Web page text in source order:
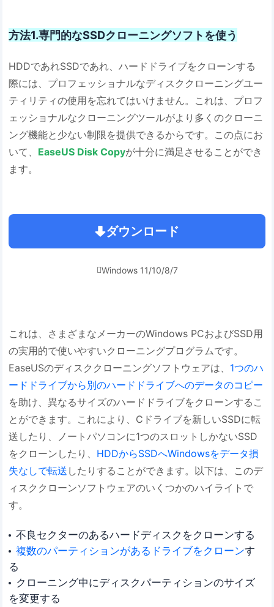
方法1.専門的なSSDクローニングソフトを使う
HDDであれSSDであれ、ハードドライブをクローンする
際には、プロフェッショナルなディスククローニングユー
ティリティの使用を忘れてはいけません。これは、プロフ
ェッショナルなクローニングツールがより多くのクローニ
ング機能と少ない制限を提供できるからです。この点にお
いて、 EaseUS Disk Copyが十分に満足させることができ
ます。
ダウンロード
Windows 11/10/8/7
これは、さまざまなメーカーのWindows PCおよびSSD用
の実用的で使いやすいクローニングプログラムです。
EaseUSのディスククローニングソフトウェアは、 1つのハ
ードドライブから別のハードドライブへのデータのコピー
を助け、異なるサイズのハードドライブをクローンするこ
とができます。これにより、Cドライブを新しいSSDに転
送したり、ノートパソコンに1つのスロットしかないSSD
をクローンしたり、 HDDからSSDへWindowsをデータ損
失なしで転送 したりすることができます。以下は、このデ
ィスククローンソフトウェアのいくつかのハイライトで
す。
不良セクターのあるハードディスクをクローンする
複数のパーティションがあるドライブをクローンす
る
クローニング中にディスクパーティションのサイズ
を変更する